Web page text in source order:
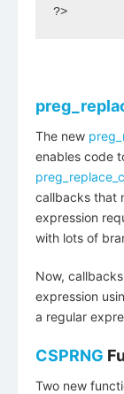
?>
The new
enables code
callbacks that
expression
with lots of
Now,
expression
a regular
CSPRNG
Two new